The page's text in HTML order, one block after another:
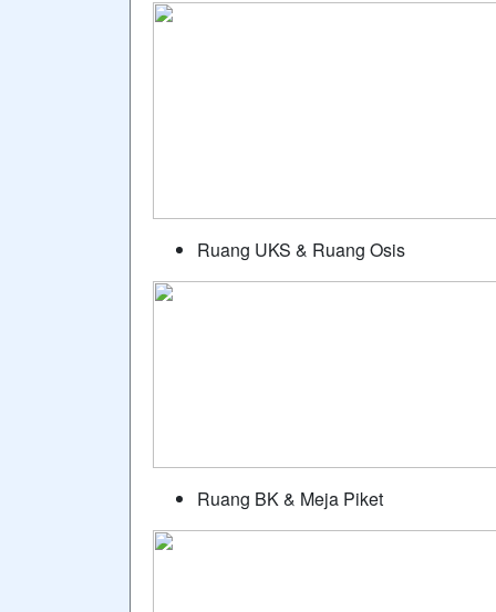
Ruang UKS & Ruang Osis
Ruang BK & Meja Piket